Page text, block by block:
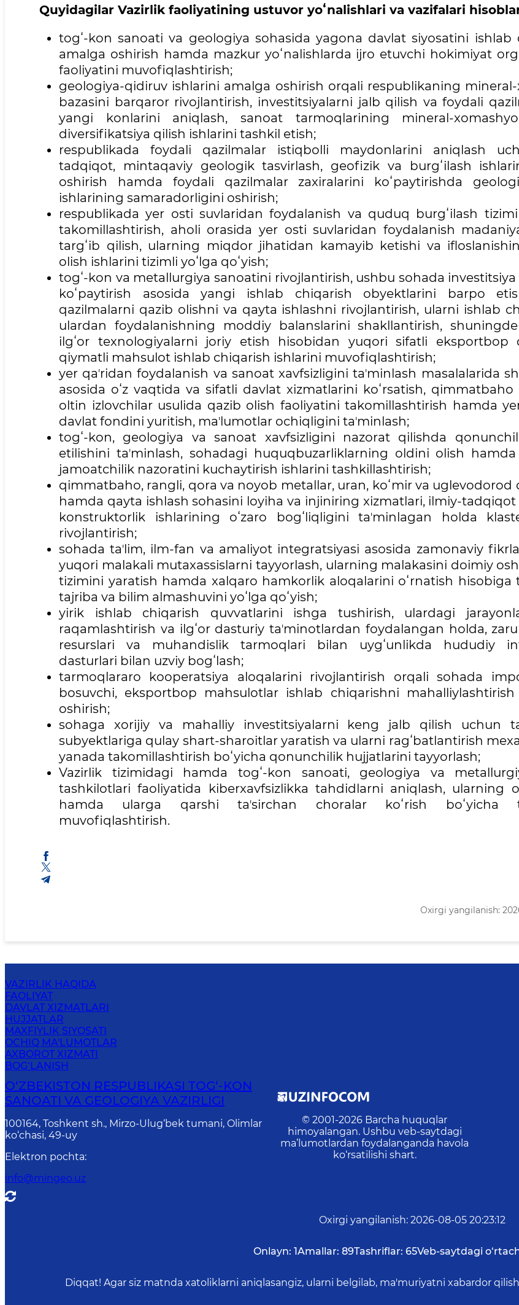
Quyidagilar Vazirlik faoliyatining ustuvor yoʻnalishlari va vazifalari
togʻ-kon sanoati va geologiya sohasida yagona davlat siyosatini ishlab
amalga oshirish hamda mazkur yoʻnalishlarda ijro etuvchi hokimiyat
faoliyatini muvofiqlashtirish;
geologiya-qidiruv ishlarini amalga oshirish orqali respublikaning
bazasini barqaror rivojlantirish, investitsiyalarni jalb qilish va foydali
yangi konlarini aniqlash, sanoat tarmoqlarining mineral-
diversifikatsiya qilish ishlarini tashkil etish;
respublikada foydali qazilmalar istiqbolli maydonlarini aniqlash
tadqiqot, mintaqaviy geologik tasvirlash, geofizik va burgʻilash
oshirish hamda foydali qazilmalar zaxiralarini koʻpaytirishda
ishlarining samaradorligini oshirish;
respublikada yer osti suvlaridan foydalanish va quduq burgʻilash
takomillashtirish, aholi orasida yer osti suvlaridan foydalanish
targʻib qilish, ularning miqdor jihatidan kamayib ketishi va
olish ishlarini tizimli yoʻlga qoʻyish;
togʻ-kon va metallurgiya sanoatini rivojlantirish, ushbu sohada
koʻpaytirish asosida yangi ishlab chiqarish obyektlarini barpo
qazilmalarni qazib olishni va qayta ishlashni rivojlantirish, ularni ishlab
ulardan foydalanishning moddiy balanslarini shakllantirish,
ilgʻor texnologiyalarni joriy etish hisobidan yuqori sifatli eksportbop
qiymatli mahsulot ishlab chiqarish ishlarini muvofiqlashtirish;
yer qaʼridan foydalanish va sanoat xavfsizligini taʼminlash masalalarida
asosida oʻz vaqtida va sifatli davlat xizmatlarini koʻrsatish, qimmatbaho
oltin izlovchilar usulida qazib olish faoliyatini takomillashtirish hamda
davlat fondini yuritish, maʼlumotlar ochiqligini taʼminlash;
togʻ-kon, geologiya va sanoat xavfsizligini nazorat qilishda
etilishini taʼminlash, sohadagi huquqbuzarliklarning oldini olish
jamoatchilik nazoratini kuchaytirish ishlarini tashkillashtirish;
qimmatbaho, rangli, qora va noyob metallar, uran, koʻmir va uglevodorod
hamda qayta ishlash sohasini loyiha va injiniring xizmatlari, ilmiy-
konstruktorlik ishlarining oʻzaro bogʻliqligini taʼminlagan holda
rivojlantirish;
sohada taʼlim, ilm-fan va amaliyot integratsiyasi asosida zamonaviy
yuqori malakali mutaxassislarni tayyorlash, ularning malakasini doimiy
tizimini yaratish hamda xalqaro hamkorlik aloqalarini oʻrnatish hisobiga
tajriba va bilim almashuvini yoʻlga qoʻyish;
yirik ishlab chiqarish quvvatlarini ishga tushirish, ulardagi
raqamlashtirish va ilgʻor dasturiy taʼminotlardan foydalangan holda,
resurslari va muhandislik tarmoqlari bilan uygʻunlikda hududiy
dasturlari bilan uzviy bogʻlash;
tarmoqlararo kooperatsiya aloqalarini rivojlantirish orqali sohada
bosuvchi, eksportbop mahsulotlar ishlab chiqarishni mahalliylashtirish
oshirish;
sohaga xorijiy va mahalliy investitsiyalarni keng jalb qilish uchun
subyektlariga qulay shart-sharoitlar yaratish va ularni ragʻbatlantirish
yanada takomillashtirish boʻyicha qonunchilik hujjatlarini tayyorlash;
Vazirlik tizimidagi hamda togʻ-kon sanoati, geologiya va
tashkilotlari faoliyatida kiberxavfsizlikka tahdidlarni aniqlash, ularning
hamda ularga qarshi taʼsirchan choralar koʻrish boʻyicha
muvofiqlashtirish.
Oxirgi yangilanish:
VAZIRLIK HAQIDA
FAOLIYAT
DAVLAT XIZMATLARI
HUJJATLAR
MAXFIYLIK SIYOSATI
OCHIQ MA'LUMOTLAR
AXBOROT XIZMATI
BOG‘LANISH
O‘ZBEKISTON RESPUBLIKASI TOG‘-KON
SANOATI VA GEOLOGIYA VAZIRLIGI
100164, Toshkent sh., Mirzo-Ulug‘bek tumani, Olimlar
ko‘chasi, 49-uy
Elektron pochta:
info@mingeo.uz
© 2001-2026 Barcha huquqlar
himoyalangan. Ushbu veb-saytdagi
ma’lumotlardan foydalanganda havola
ko‘rsatilishi shart.
Oxirgi yangilanish: 2026-08-05 20:23:12
Onlayn: 1Amallar: 89Tashriflar: 65Veb-saytdagi
Diqqat! Agar siz matnda xatoliklarni aniqlasangiz, ularni belgilab, ma'muriyatni xabardor